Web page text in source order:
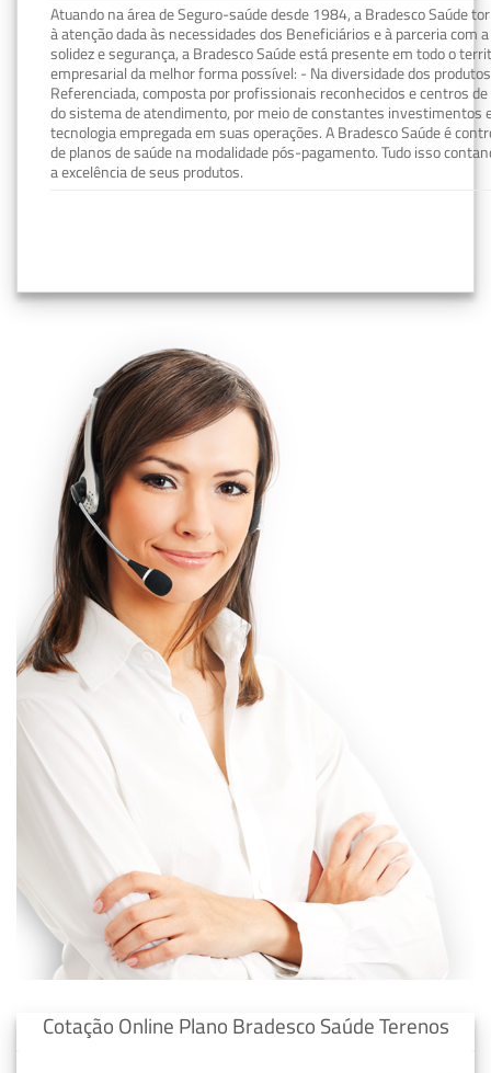
Atuando na área de Seguro-saúde desde 1984, a Bradesco Saúde
à atenção dada às necessidades dos Beneficiários e à parceria com
solidez e segurança, a Bradesco Saúde está presente em todo o
empresarial da melhor forma possível: - Na diversidade dos
Referenciada, composta por profissionais reconhecidos e centros
do sistema de atendimento, por meio de constantes investimentos
tecnologia empregada em suas operações. A Bradesco Saúde é
de planos de saúde na modalidade pós-pagamento. Tudo isso
a excelência de seus produtos.
Cotação Online Plano Bradesco Saúde Terenos